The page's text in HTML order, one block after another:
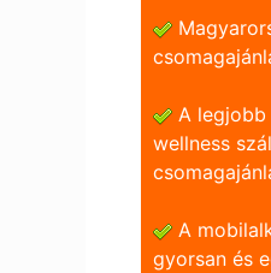
A legjobb
wellness
A
gyorsan és